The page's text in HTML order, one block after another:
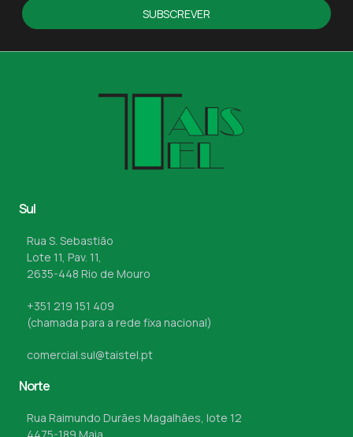
SUBSCREVER
Sul
Rua S. Sebastião
Lote 11, Pav. 11,
2635-448 Rio de Mouro
+351 219 151 409
(chamada para a rede fixa nacional)
comercial.sul@taistel.pt
Norte
Rua Raimundo Durães Magalhães, lote 12